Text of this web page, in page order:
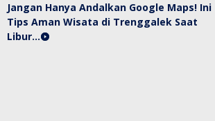
Jangan Hanya Andalkan Google Maps! Ini
Tips Aman Wisata di Trenggalek Saat
Libur…